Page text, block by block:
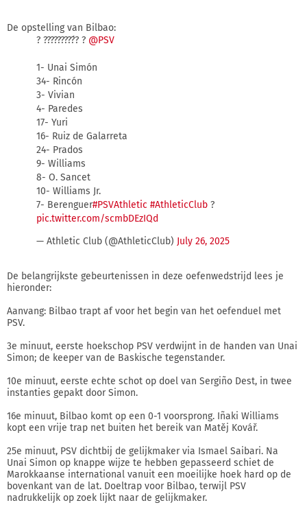
De opstelling van Bilbao:
? ?????????́? ? @PSV
1- Unai Simón
34- Rincón
3- Vivian
4- Paredes
17- Yuri
16- Ruiz de Galarreta
24- Prados
9- Williams
8- O. Sancet
10- Williams Jr.
7- Berenguer#PSVAthletic #AthleticClub?
pic.twitter.com/scmbDEzIQd
— Athletic Club (@AthleticClub) July 26, 2025
De belangrijkste gebeurtenissen in deze oefenwedstrijd lees je
hieronder:
Aanvang: Bilbao trapt af voor het begin van het oefenduel met
PSV.
3e minuut, eerste hoekschop PSV verdwijnt in de handen van Unai
Simon; de keeper van de Baskische tegenstander.
10e minuut, eerste echte schot op doel van Sergiño Dest, in twee
instanties gepakt door Simon.
16e minuut, Bilbao komt op een 0-1 voorsprong. Iñaki Williams
kopt een vrije trap net buiten het bereik van Matěj Kovář.
25e minuut, PSV dichtbij de gelijkmaker via Ismael Saibari. Na
Unai Simon op knappe wijze te hebben gepasseerd schiet de
Marokkaanse international vanuit een moeilijke hoek hard op de
bovenkant van de lat. Doeltrap voor Bilbao, terwijl PSV
nadrukkelijk op zoek lijkt naar de gelijkmaker.